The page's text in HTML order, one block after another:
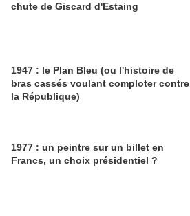
chute de Giscard d'Estaing
1947 : le Plan Bleu (ou l'histoire de
bras cassés voulant comploter contre
la République)
1977 : un peintre sur un billet en
Francs, un choix présidentiel ?